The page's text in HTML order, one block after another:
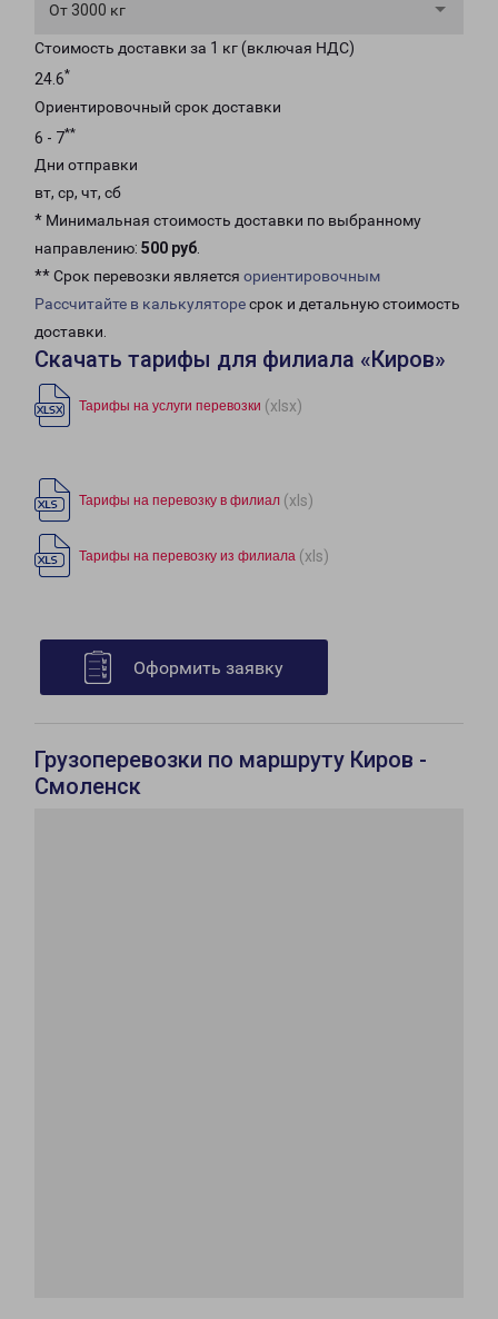
От 3000 кг
Стоимость доставки за 1 кг (включая НДС)
24.6*
Ориентировочный срок доставки
6 - 7**
Дни отправки
вт, ср, чт, сб
* Минимальная стоимость доставки по выбранному
направлению: 500 руб.
** Срок перевозки является ориентировочным
Рассчитайте в калькуляторесрок и детальную стоимость
доставки.
Скачать тарифы для филиала «Киров»
Тарифы на услуги перевозки (xlsx)
Тарифы на перевозку в филиал (xls)
Тарифы на перевозку из филиала (xls)
Оформить заявку
Грузоперевозки по маршруту Киров -
Смоленск